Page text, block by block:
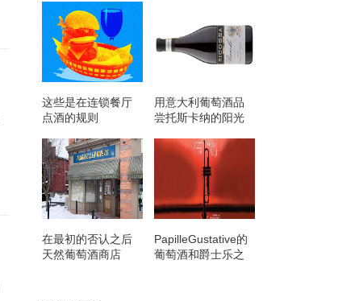
这些是在连锁餐厅
点酒的规则
用意大利葡萄酒品
尝托斯卡纳的阳光
在最初的否认之后
天然葡萄酒商店
PapilleGustative的
葡萄酒和爵士乐之